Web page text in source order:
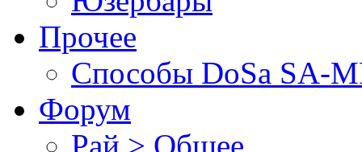
Прочее
Cпособы DoSа SA-
Форум